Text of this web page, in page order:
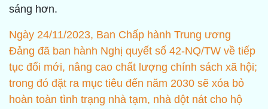
sáng hơn.
Ngày 24/11/2023, Ban Chấp hành Trung ương
Đảng đã ban hành Nghị quyết số 42-NQ/TW về tiếp
tục đổi mới, nâng cao chất lượng chính sách xã hội;
trong đó đặt ra mục tiêu đến năm 2030 sẽ xóa bỏ
hoàn toàn tình trạng nhà tạm, nhà dột nát cho hộ